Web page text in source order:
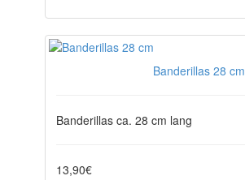
Banderillas 28 cm
Banderillas ca. 28 cm lang
13,90€